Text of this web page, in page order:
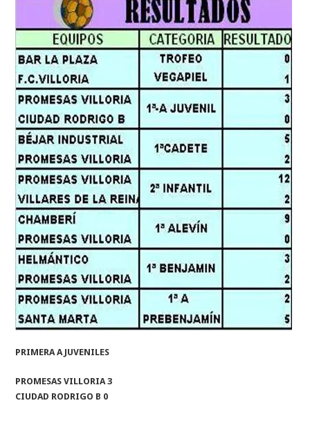
PRIMERA A JUVENILES
PROMESAS VILLORIA 3
CIUDAD RODRIGO B 0